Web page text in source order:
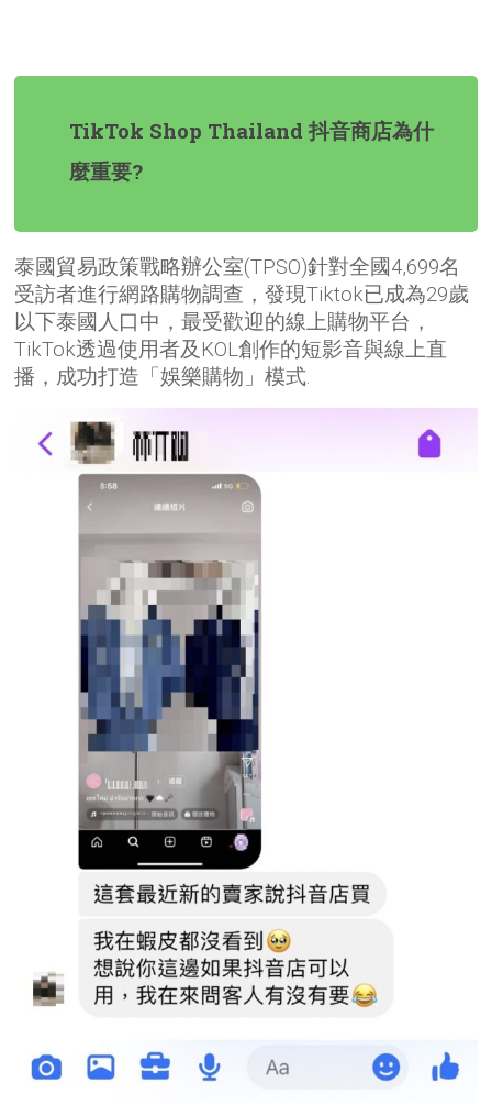
TikTok Shop Thailand 抖音商店為什
麼重要?
泰國貿易政策戰略辦公室(TPSO)針對全國4,699名
受訪者進行網路購物調查，發現Tiktok已成為29歲
以下泰國人口中，最受歡迎的線上購物平台，
TikTok透過使用者及KOL創作的短影音與線上直
播，成功打造「娛樂購物」模式.